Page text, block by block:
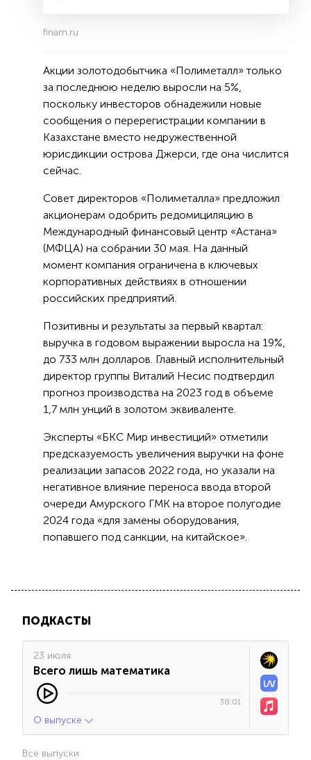
finam.ru
Акции золотодобытчика «Полиметалл» только
за последнюю неделю выросли на 5%,
поскольку инвесторов обнадежили новые
сообщения о перерегистрации компании в
Казахстане вместо недружественной
юрисдикции острова Джерси, где она числится
сейчас.
Совет директоров «Полиметалла» предложил
акционерам одобрить редомициляцию в
Международный финансовый центр «Астана»
(МФЦА) на собрании 30 мая. На данный
момент компания ограничена в ключевых
корпоративных действиях в отношении
российских предприятий.
Позитивны и результаты за первый квартал:
выручка в годовом выражении выросла на 19%,
до 733 млн долларов. Главный исполнительный
директор группы Виталий Несис подтвердил
прогноз производства на 2023 год в объеме
1,7 млн унций в золотом эквиваленте.
Эксперты «БКС Мир инвестиций» отметили
предсказуемость увеличения выручки на фоне
реализации запасов 2022 года, но указали на
негативное влияние переноса ввода второй
очереди Амурского ГМК на второе полугодие
2024 года «для замены оборудования,
попавшего под санкции, на китайское».
ПОДКАСТЫ
23 июля
Всего лишь математика
38:01
О выпуске
Все выпуски